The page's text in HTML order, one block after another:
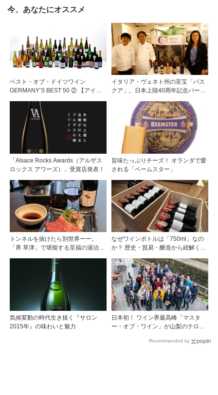
今、あなたにオススメ
ベスト・オブ・ドイツワイン
GERMANY’S BEST 50 ② 【アイテ
イタリア・ヴェネト州の至宝「パス
クア」。日本上陸40周年記念パーテ
「Alsace Rocks Awards（アルザス
ロックス アワーズ）」受賞店発表！
旨味たっぷりチーズ！ オランダで愛
される「ベームスター」
トンネルを抜けたら別世界ーー。
「界 草津」で堪能する至福の湯治と
なぜワインボトルは「750ml」なの
か？ 歴史・貿易・醸造から紐解く4
気候変動の時代生き抜く『サロン
2015年』の味わいと魅力
日本初！ ワイン界最高峰「マスタ
ー・オブ・ワイン」が山梨のテロワ
Recommended by